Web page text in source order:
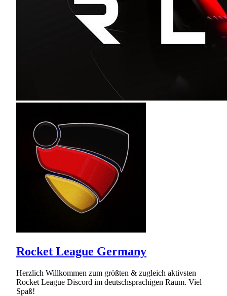
Rocket League Germany
Herzlich Willkommen zum größten & zugleich aktivsten
Rocket League Discord im deutschsprachigen Raum. Viel
Spaß!